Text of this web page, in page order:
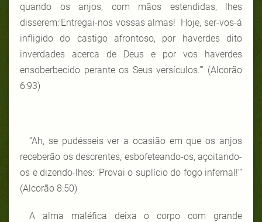
quando os anjos, com mãos estendidas, lhes
disserem:‘Entregai-nos vossas almas! Hoje, ser-vos-á
infligido do castigo afrontoso, por haverdes dito
inverdades acerca de Deus e por vos haverdes
ensoberbecido perante os Seus versículos.’” (Alcorão
6:93)
“Ah, se pudésseis ver a ocasião em que os anjos
receberão os descrentes, esbofeteando-os, açoitando-
os e dizendo-lhes: ‘Provai o suplício do fogo infernal!’”
(Alcorão 8:50)
A alma maléfica deixa o corpo com grande